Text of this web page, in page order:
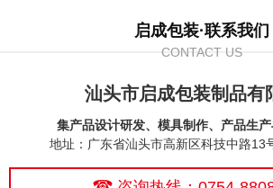
启成包装·联系我们
CONTACT US
汕头市启成包装制品有
集产品设计研发、模具制作、产品生
地址：广东省汕头市高新区科技中路13